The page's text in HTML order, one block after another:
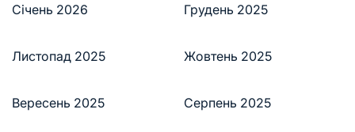
Січень 2026 Грудень 2025
Листопад 2025 Жовтень 2025
Вересень 2025 Серпень 2025